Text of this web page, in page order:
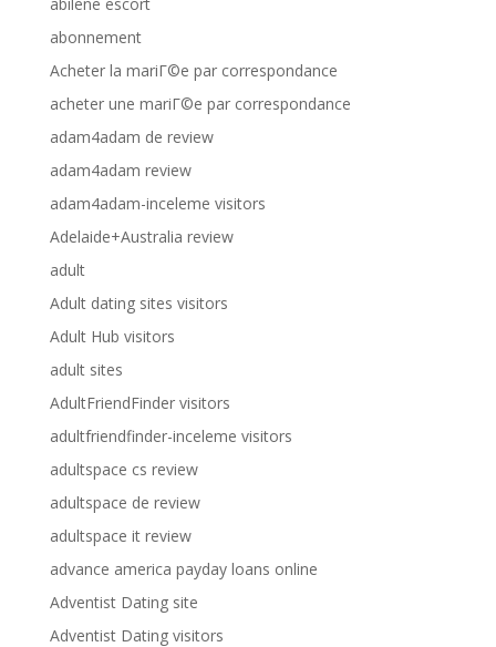
abonnement
Acheter la mariГ©e par correspondance
acheter une mariГ©e par correspondance
adam4adam de review
adam4adam review
adam4adam-inceleme visitors
Adelaide+Australia review
adult
Adult dating sites visitors
Adult Hub visitors
adult sites
AdultFriendFinder visitors
adultfriendfinder-inceleme visitors
adultspace cs review
adultspace de review
adultspace it review
advance america payday loans online
Adventist Dating site
Adventist Dating visitors